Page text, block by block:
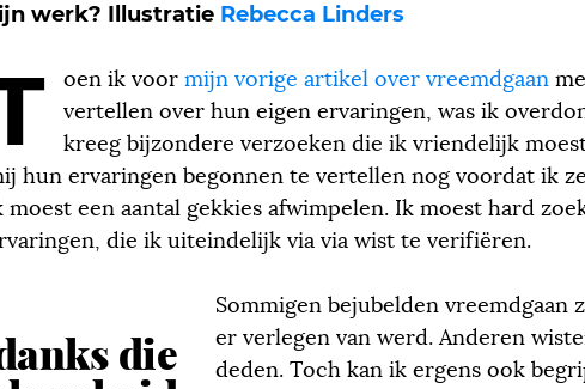
werk? Illustratie Rebecca Linders
oen ik voor mijn vorige artikel over vreemdgaan
vertellen over hun eigen ervaringen, was ik
kreeg bijzondere verzoeken die ik vriendelijk
hun ervaringen begonnen te vertellen nog voordat ik
moest een aantal gekkies afwimpelen. Ik moest hard
die ik uiteindelijk via via wist te verifiëren.
die
Sommigen bejubelden
er verlegen van werd. Anderen
deden. Toch kan ik ergens ook